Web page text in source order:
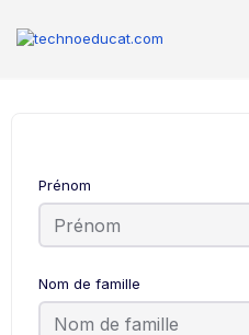
Prénom
Nom de famille